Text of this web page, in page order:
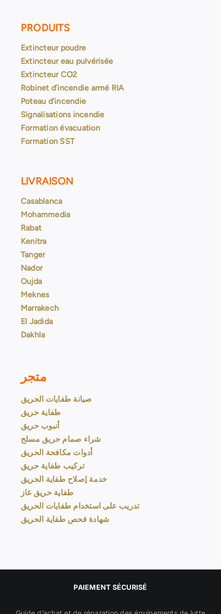
PRODUITS
Extincteur poudre
Extincteur eau pulvérisée
Extincteur CO2
Robinet d’incendie armé RIA
Poteau d’incendie
Signalisations incendie
Formation évacuation
Formation SST
LIVRAISON
Casablanca
Mohammedia
Rabat
Kenitra
Tanger
Nador
Oujda
Meknes
Marrakech
El Jadida
Dakhla
متجر
صيانة طفايات الحريق
طفاية حريق
أنبوب حريق
شراء صمام حريق مسلح
أدوات مكافحة الحريق
تركيب طفاية حريق
خدمة إصلاح طفاية الحريق
طفاية حريق غاز
تدريب على استخدام طفايات الحريق
شهادة فحص طفاية الحريق
PAIEMENT SÉCURISÉ